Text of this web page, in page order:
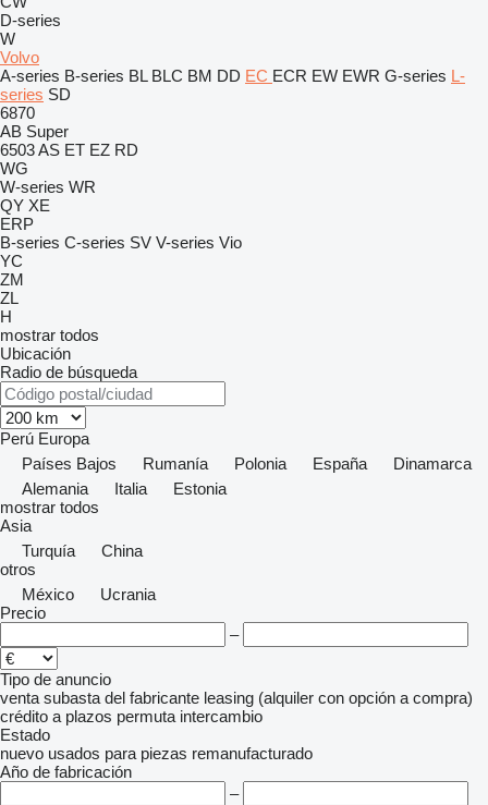
D-series
W
Volvo
A-series B-series BL BLC BM DD EC ECR EW EWR G-series L-
series SD
6870
AB Super
6503AS ET EZ RD
WG
W-series WR
QY XE
ERP
B-series C-series SV V-series Vio
YC
ZM
ZL
H
mostrar todos
Ubicación
Radio de búsqueda
Perú Europa
Países Bajos
Rumanía Polonia España
Dinamarca
Alemania
Italia
Estonia
mostrar todos
Asia
Turquía
China
otros
México
Ucrania
Precio
–
Tipo de anuncio
venta subasta del fabricante leasing (alquiler con opción a compra)
crédito a plazos permuta intercambio
Estado
nuevo usados para piezas remanufacturado
Año de fabricación
–